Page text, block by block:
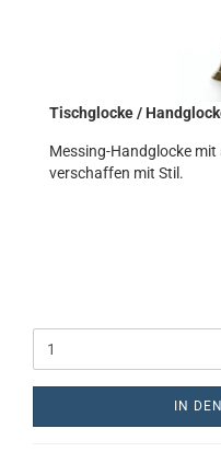
Tischglocke /
Messing-Handglocke
verschaffen mit Stil.
IN